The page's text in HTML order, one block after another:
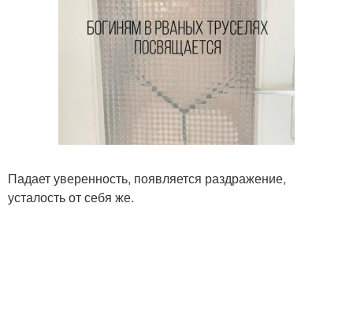
Падает уверенность, появляется раздражение,
усталость от себя же.